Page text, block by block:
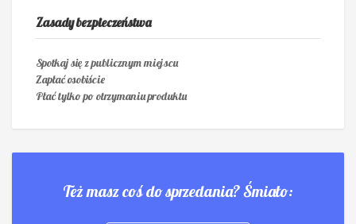
Zasady bezpieczeństwa
Spotkaj się z publicznym miejscu
Zapłać osobiście
Płać tylko po otrzymaniu produktu
Też masz coś do sprzedania? Śmiało: